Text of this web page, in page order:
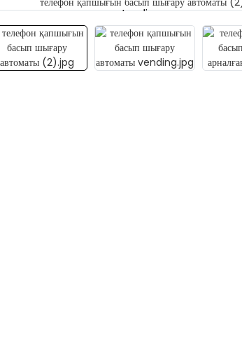
Loading...
Loading...